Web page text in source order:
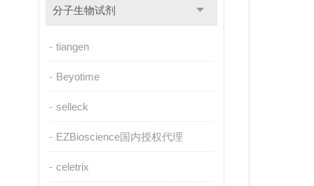
分子生物试剂
tiangen
Beyotime
selleck
EZBioscience国内授权代理
celetrix